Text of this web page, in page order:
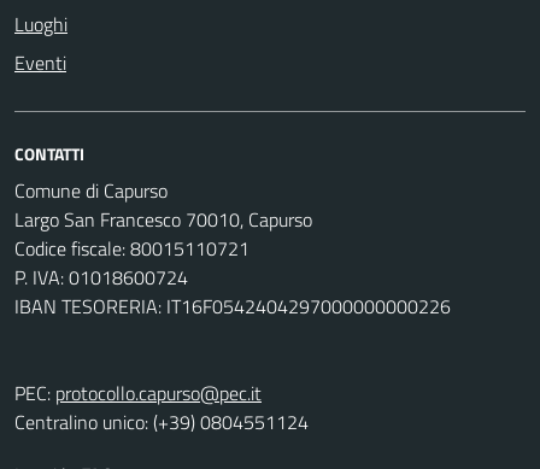
Luoghi
Eventi
CONTATTI
Comune di Capurso
Largo San Francesco 70010, Capurso
Codice fiscale: 80015110721
P. IVA: 01018600724
IBAN TESORERIA: IT16F0542404297000000000226
PEC: protocollo.capurso@pec.it
Centralino unico: (+39) 0804551124